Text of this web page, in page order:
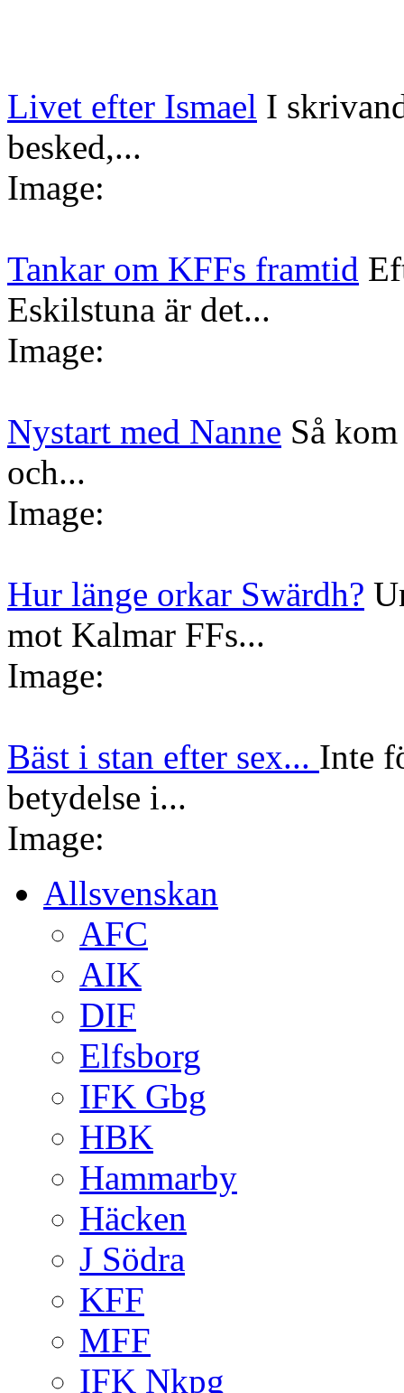
Livet efter Ismael I
besked,...
Image:
Tankar om KFFs framtid
Eskilstuna är det...
Image:
Nystart med Nanne Så
och...
Image:
Hur länge orkar Swärdh?
mot Kalmar FFs...
Image:
Bäst i stan efter sex... Inte
betydelse i...
Image:
Allsvenskan
AFC
AIK
DIF
Elfsborg
IFK Gbg
HBK
Hammarby
Häcken
J Södra
KFF
MFF
IFK Nkpg